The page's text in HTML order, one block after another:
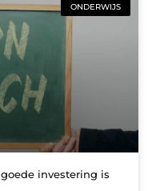
ONDERWIJS
investering is